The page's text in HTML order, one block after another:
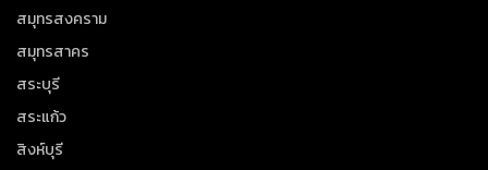
สมุทรสงคราม
สมุทรสาคร
สระบุรี
สระแก้ว
สิงห์บุรี